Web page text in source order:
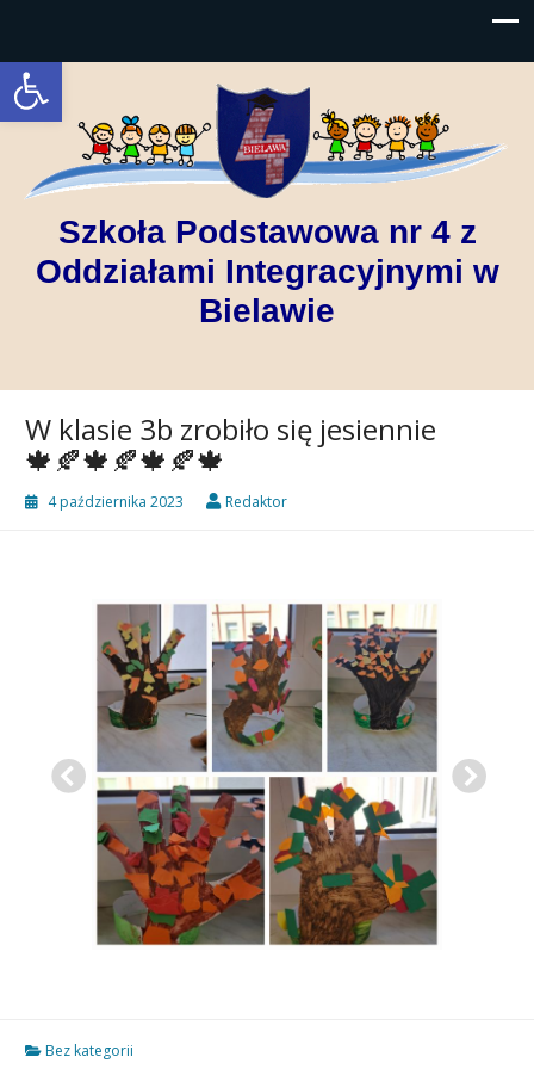
Open toolbar
Szkoła Podstawowa nr 4 z
Oddziałami Integracyjnymi w
Bielawie
W klasie 3b zrobiło się jesiennie
🍁🍂🍁🍂🍁🍂🍁
4 października 2023 Redaktor
Bez kategorii